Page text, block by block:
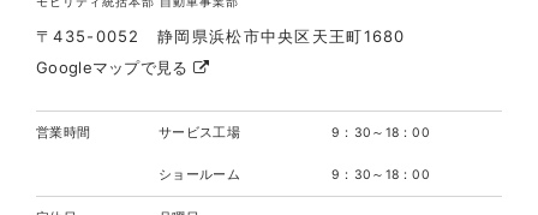
〒435-0052 静岡県浜松市中央区天王町1680
Googleマップで見る
営業時間 サービス工場 9：30～18：00
ショールーム 9：30～18：00